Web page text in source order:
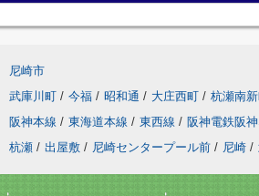
尼崎市
武庫川町 / 今福 / 昭和通 / 大庄西町 / 杭瀬南
阪神本線 / 東海道本線 / 東西線 / 阪神電鉄阪
杭瀬 / 出屋敷 / 尼崎センタープール前 / 尼崎 /